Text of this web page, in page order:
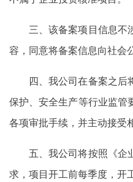
三、该备案项目信息不
容，同意将备案信息向社会
四、我公司在备案之后
保护、安全生产等行业监管
各项审批手续，并主动接受
五、我公司将按照《企
求，项目开工前每季度，开